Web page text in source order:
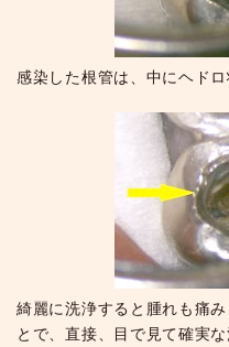
感染した根管は、中にヘド
綺麗に洗浄すると腫れも痛
とで、直接、目で見て確実な